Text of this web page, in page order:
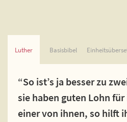
Luther Basisbibel
“So ist’s ja besser zu
sie haben guten Lohn
einer von ihnen, so hilft